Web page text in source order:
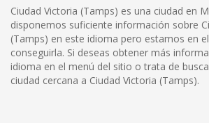
Ciudad Victoria (Tamps) es una ciudad en
disponemos suficiente información sobre
(Tamps) en este idioma pero estamos en
conseguirla. Si deseas obtener más
idioma en el menú del sitio o trata de
ciudad cercana a Ciudad Victoria (Tamps).